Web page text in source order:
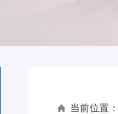
当前位置：